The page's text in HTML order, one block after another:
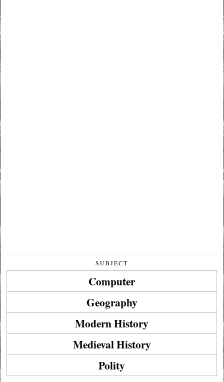
SUBJECT
Computer
Geography
Modern History
Medieval History
Polity